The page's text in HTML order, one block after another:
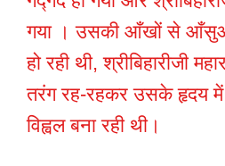
गया । उसकी आँखों से आँसुओं
हो रही थी, श्रीबिहारीजी
तरंग रह-रहकर उसके हृदय
विह्वल बना रही थी।